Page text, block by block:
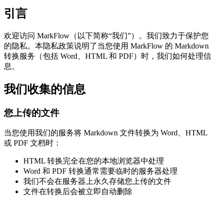
引言
欢迎访问 MarkFlow（以下简称“我们”）。我们致力于保护您
的隐私。本隐私政策说明了当您使用 MarkFlow 的 Markdown
转换服务（包括 Word、HTML 和 PDF）时，我们如何处理信
息。
我们收集的信息
您上传的文件
当您使用我们的服务将 Markdown 文件转换为 Word、HTML
或 PDF 文档时：
HTML 转换完全在您的本地浏览器中处理
Word 和 PDF 转换通常需要临时的服务器处理
我们不会在服务器上永久存储您上传的文件
文件在转换后会被立即自动删除